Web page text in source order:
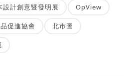
設計創意暨發明展 OpView
促進協會 北市圖